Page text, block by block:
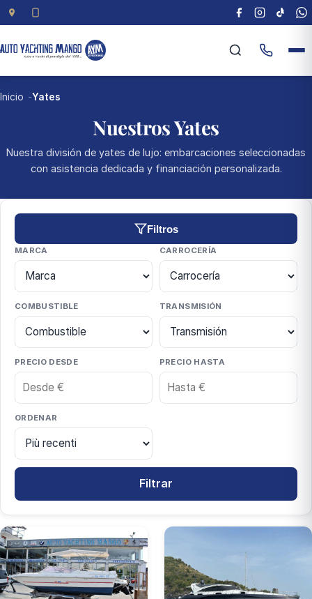
Inicio Yates
Nuestros Yates
Nuestra división de yates de lujo: embarcaciones seleccionadas
con asistencia dedicada y financiación personalizada.
Filtros
MARCA CARROCERÍA
COMBUSTIBLE TRANSMISIÓN
PRECIO DESDE PRECIO HASTA
ORDENAR
Filtrar
3 vehículos encontrados